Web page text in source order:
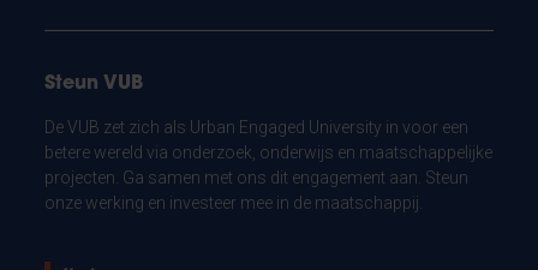
Steun VUB
De VUB zet zich als Urban Engaged University in voor een
betere wereld via onderzoek, onderwijs en maatschappelijke
projecten. Ga samen met ons dit engagement aan. Steun
onze werking en investeer mee in de maatschappij.